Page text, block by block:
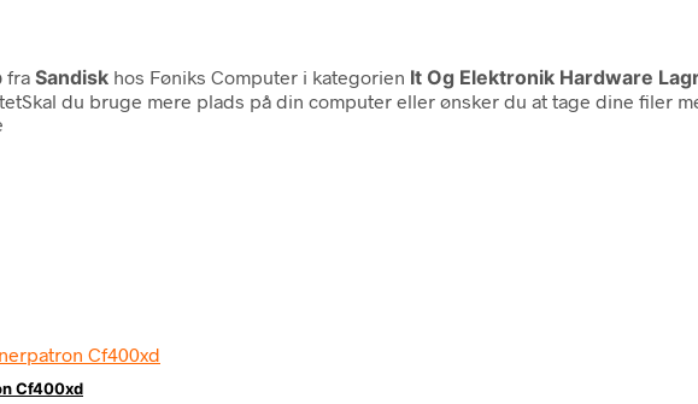
fra Sandisk hos Føniks Computer i kategorien It Og Elektronik Hardware
du bruge mere plads på din computer eller ønsker du at tage dine filer
Cf400xd